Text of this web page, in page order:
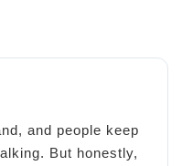
and people keep
But honestly,